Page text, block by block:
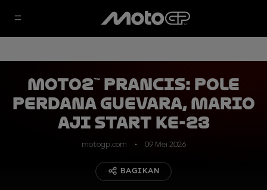
Moto2™ Prancis: Pole
Perdana Guevara, Mario
Aji Start ke-23
motogp.com 09 Mei 2026
BAGIKAN